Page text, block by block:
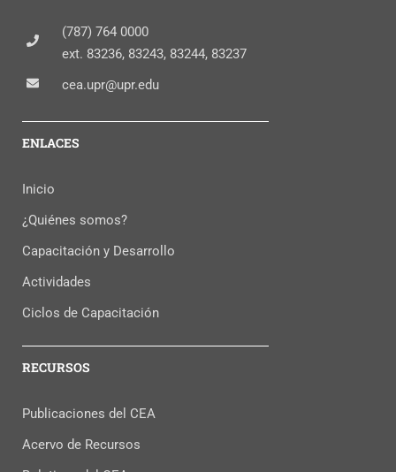
(787) 764 0000
ext. 83236, 83243, 83244, 83237
cea.upr@upr.edu
ENLACES
Inicio
¿Quiénes somos?
Capacitación y Desarrollo
Actividades
Ciclos de Capacitación
RECURSOS
Publicaciones del CEA
Acervo de Recursos